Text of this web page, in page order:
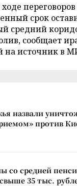
срок
средний
сообщает
на источник в
назвали
против
со средней
35 тыс.